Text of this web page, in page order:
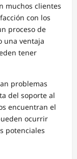
muchos clientes
con los
proceso de
una ventaja
tener
problemas
del soporte al
encuentran el
ocurrir
potenciales